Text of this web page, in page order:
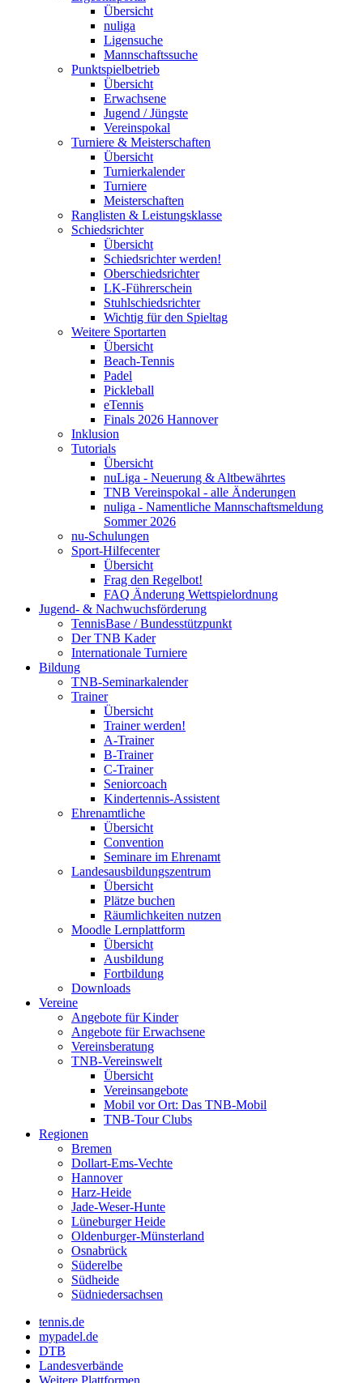
Übersicht
nuliga
Ligensuche
Mannschaftssuche
Punktspielbetrieb
Übersicht
Erwachsene
Jugend / Jüngste
Vereinspokal
Turniere & Meisterschaften
Übersicht
Turnierkalender
Turniere
Meisterschaften
Ranglisten & Leistungsklasse
Schiedsrichter
Übersicht
Schiedsrichter werden!
Oberschiedsrichter
LK-Führerschein
Stuhlschiedsrichter
Wichtig für den Spieltag
Weitere Sportarten
Übersicht
Beach-Tennis
Padel
Pickleball
eTennis
Finals 2026 Hannover
Inklusion
Tutorials
Übersicht
nuLiga - Neuerung & Altbewährtes
TNB Vereinspokal - alle Änderungen
nuliga - Namentliche Mannschaftsmeldung
Sommer 2026
nu-Schulungen
Sport-Hilfecenter
Übersicht
Frag den Regelbot!
FAQ Änderung Wettspielordnung
Jugend- & Nachwuchsförderung
TennisBase / Bundesstützpunkt
Der TNB Kader
Internationale Turniere
Bildung
TNB-Seminarkalender
Trainer
Übersicht
Trainer werden!
A-Trainer
B-Trainer
C-Trainer
Seniorcoach
Kindertennis-Assistent
Ehrenamtliche
Übersicht
Convention
Seminare im Ehrenamt
Landesausbildungszentrum
Übersicht
Plätze buchen
Räumlichkeiten nutzen
Moodle Lernplattform
Übersicht
Ausbildung
Fortbildung
Downloads
Vereine
Angebote für Kinder
Angebote für Erwachsene
Vereinsberatung
TNB-Vereinswelt
Übersicht
Vereinsangebote
Mobil vor Ort: Das TNB-Mobil
TNB-Tour Clubs
Regionen
Bremen
Dollart-Ems-Vechte
Hannover
Harz-Heide
Jade-Weser-Hunte
Lüneburger Heide
Oldenburger-Münsterland
Osnabrück
Süderelbe
Südheide
Südniedersachsen
tennis.de
mypadel.de
DTB
Landesverbände
Weitere Plattformen